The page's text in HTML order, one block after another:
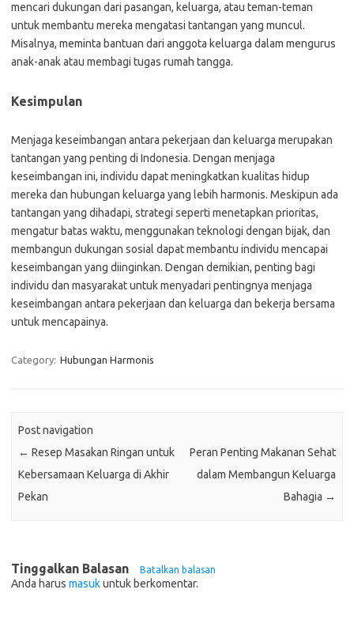
mencari dukungan dari pasangan, keluarga, atau teman-teman
untuk membantu mereka mengatasi tantangan yang muncul.
Misalnya, meminta bantuan dari anggota keluarga dalam mengurus
anak-anak atau membagi tugas rumah tangga.
Kesimpulan
Menjaga keseimbangan antara pekerjaan dan keluarga merupakan
tantangan yang penting di Indonesia. Dengan menjaga
keseimbangan ini, individu dapat meningkatkan kualitas hidup
mereka dan hubungan keluarga yang lebih harmonis. Meskipun ada
tantangan yang dihadapi, strategi seperti menetapkan prioritas,
mengatur batas waktu, menggunakan teknologi dengan bijak, dan
membangun dukungan sosial dapat membantu individu mencapai
keseimbangan yang diinginkan. Dengan demikian, penting bagi
individu dan masyarakat untuk menyadari pentingnya menjaga
keseimbangan antara pekerjaan dan keluarga dan bekerja bersama
untuk mencapainya.
Category: Hubungan Harmonis
Post navigation
← Resep Masakan Ringan untuk
Kebersamaan Keluarga di Akhir
Pekan
Peran Penting Makanan Sehat
dalam Membangun Keluarga
Bahagia →
Tinggalkan Balasan Batalkan balasan
Anda harus masukuntuk berkomentar.